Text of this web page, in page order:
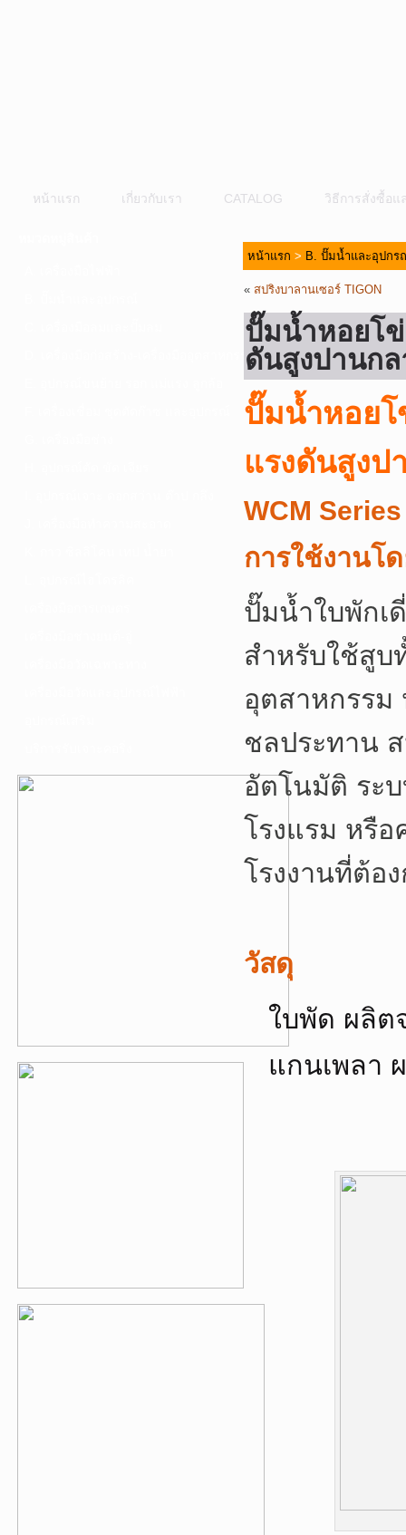
หน้าแรก เกี่ยวกับเรา CATALOG วิธีการสั่งซื้อแ
D. เครื่องมือก่อสร้าง-เครื่องมืออุตสาหกรรม
หน้าแรก > B. ปั๊มน้ำและอุปกร
« สปริงบาลานเซอร์ TIGON
ปั๊มน้ำหอยโข่
ดันสูงปานกล
ปั๊มน้ำหอยโ
แรงดันสูงป
WCM Series
การใช้งานโ
ปั๊มน้ำใบพักเ
สำหรับใช้สูบ
อุตสาหกรรม
ชลประทาน
อัตโนมัติ ระ
โรงแรม หรื
โรงงานที่ต้อ
วัสดุ
ใบพัด ผลิต
แกนเพลา